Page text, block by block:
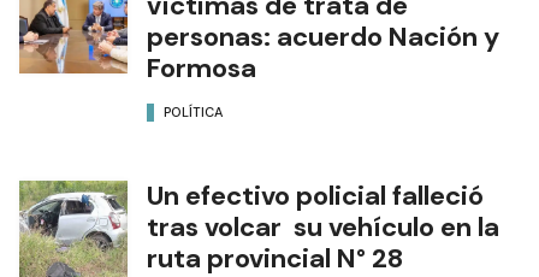
personas: acuerdo Nación y
Formosa
POLÍTICA
Un efectivo policial falleció
tras volcar su vehículo en la
ruta provincial N° 28